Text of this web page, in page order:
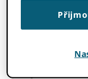
nám
usnadnit